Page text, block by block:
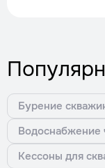
Бурение
Водоснабжение
Кессоны для